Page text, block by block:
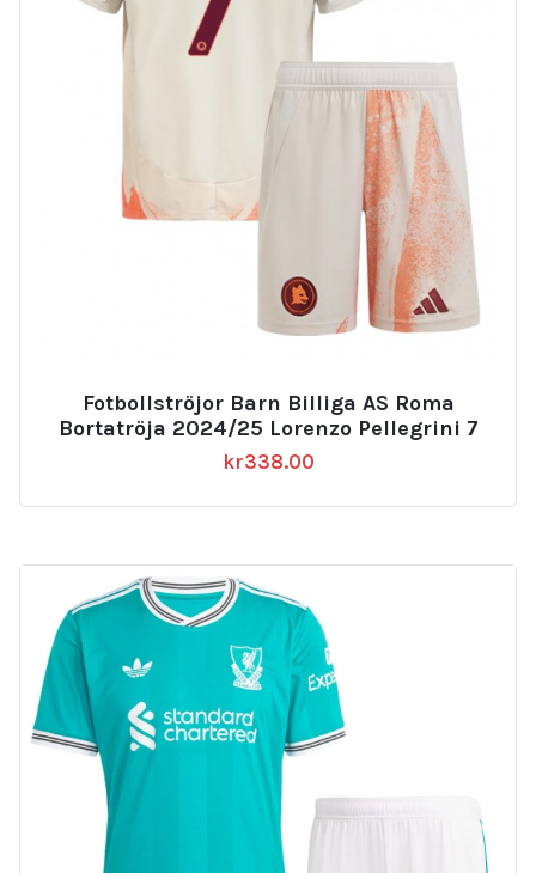
Fotbollströjor Barn Billiga AS Roma
Bortatröja 2024/25 Lorenzo Pellegrini 7
kr338.00